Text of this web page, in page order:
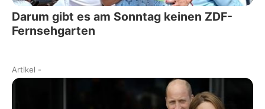
Darum gibt es am Sonntag keinen ZDF-
Fernsehgarten
Artikel -